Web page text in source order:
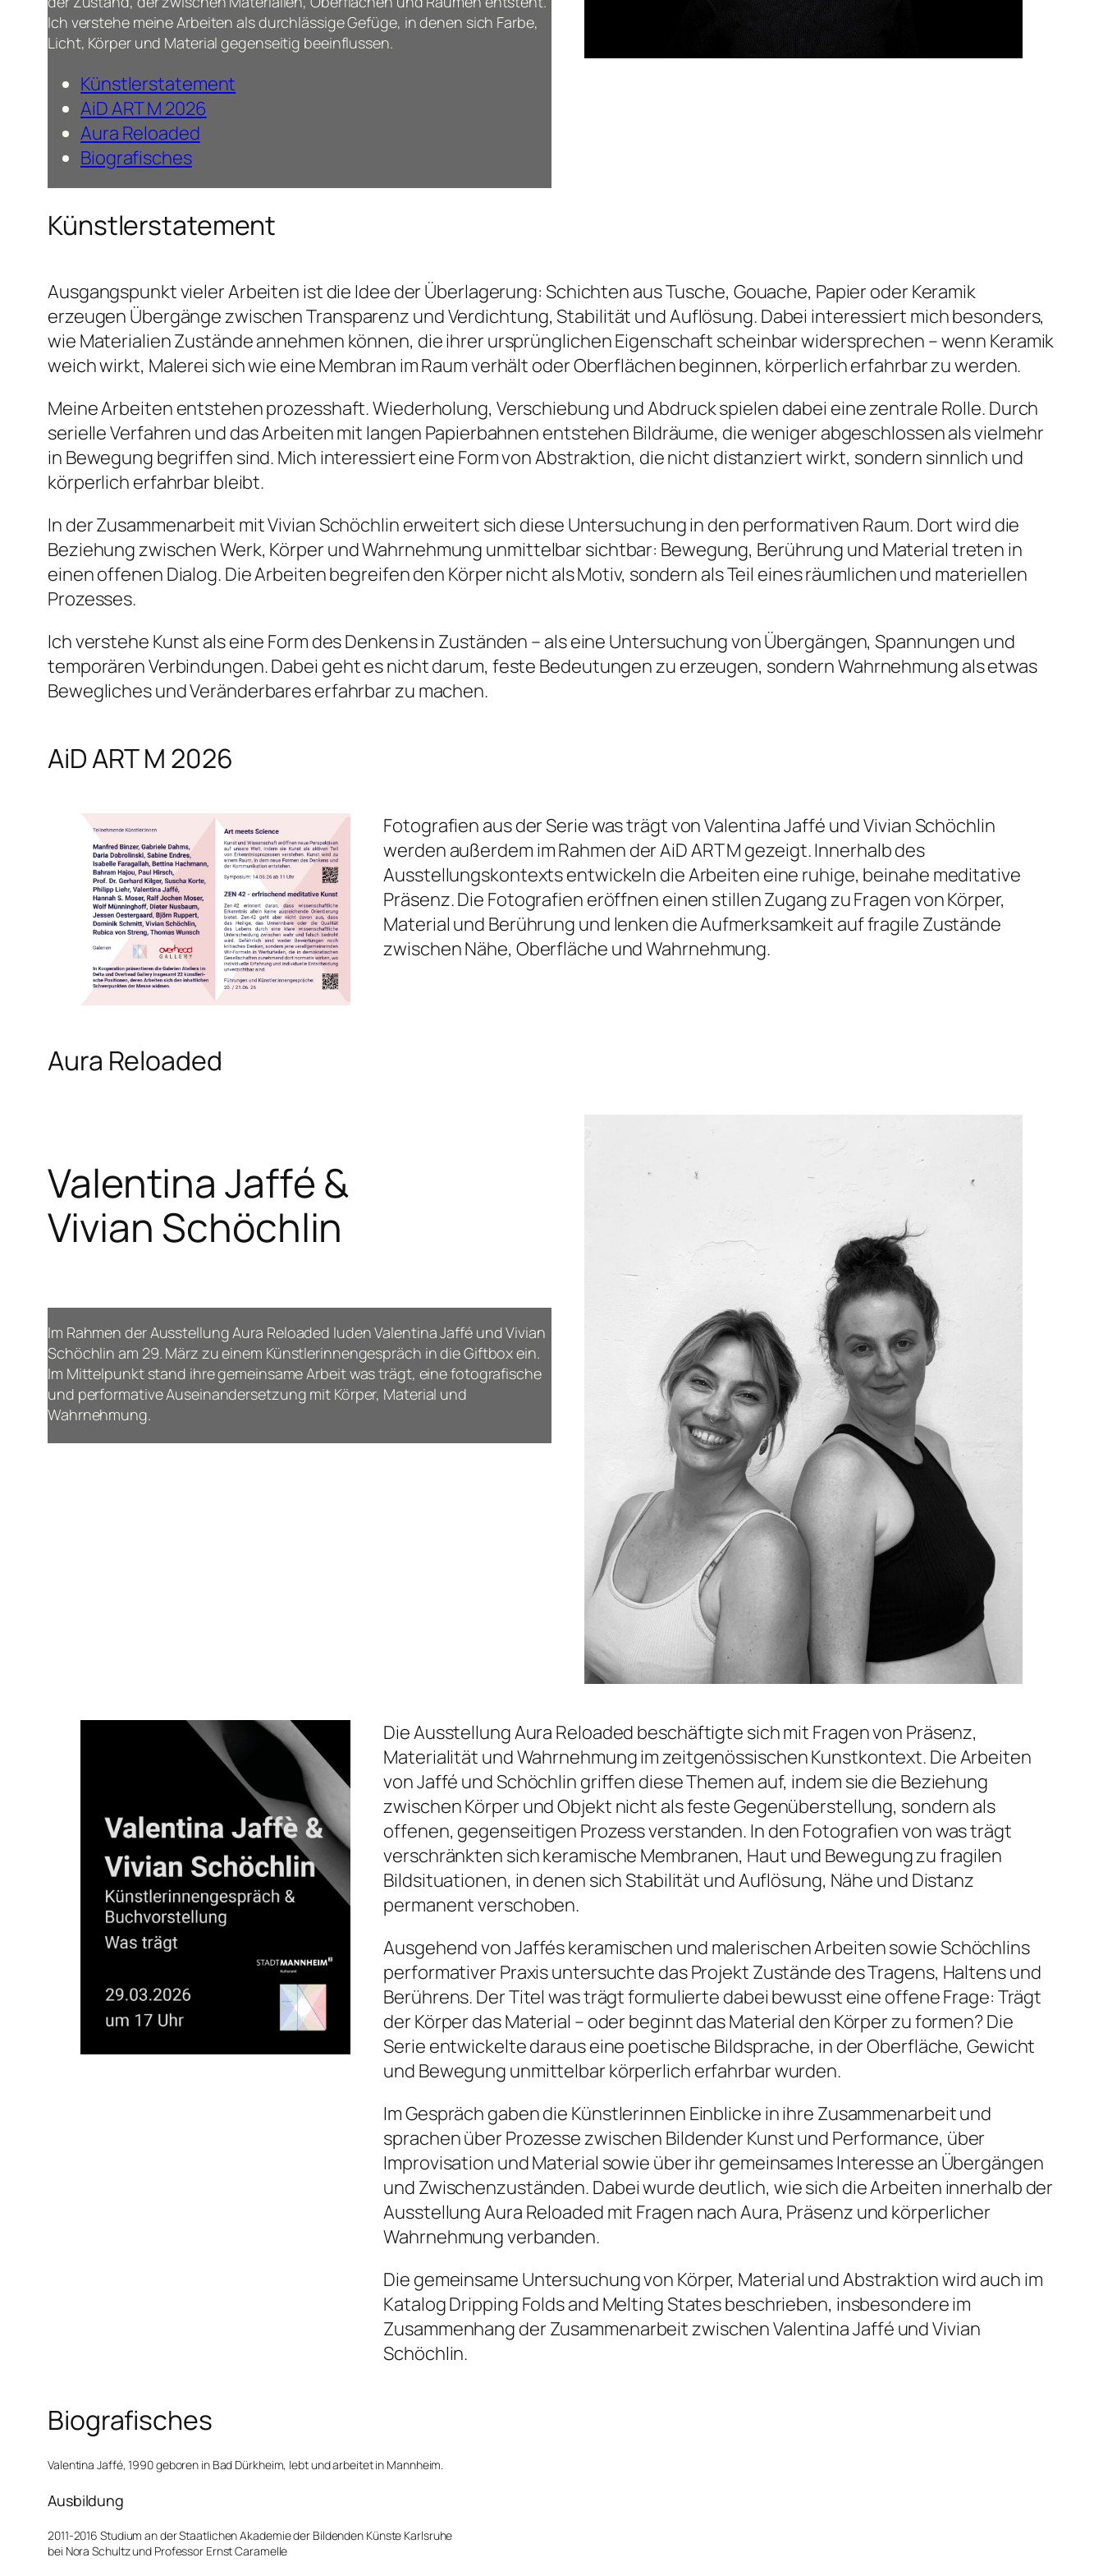
Ich verstehe meine Arbeiten als durchlässige Gefüge, in denen sich Farbe,
Licht, Körper und Material gegenseitig beeinflussen.
Künstlerstatement
AiD ART M 2026
Aura Reloaded
Biografisches
Künstlerstatement
Ausgangspunkt vieler Arbeiten ist die Idee der Überlagerung: Schichten aus Tusche, Gouache, Papier oder Keramik
erzeugen Übergänge zwischen Transparenz und Verdichtung, Stabilität und Auflösung. Dabei interessiert mich besonders,
wie Materialien Zustände annehmen können, die ihrer ursprünglichen Eigenschaft scheinbar widersprechen – wenn Keramik
weich wirkt, Malerei sich wie eine Membran im Raum verhält oder Oberflächen beginnen, körperlich erfahrbar zu werden.
Meine Arbeiten entstehen prozesshaft. Wiederholung, Verschiebung und Abdruck spielen dabei eine zentrale Rolle. Durch
serielle Verfahren und das Arbeiten mit langen Papierbahnen entstehen Bildräume, die weniger abgeschlossen als vielmehr
in Bewegung begriffen sind. Mich interessiert eine Form von Abstraktion, die nicht distanziert wirkt, sondern sinnlich und
körperlich erfahrbar bleibt.
In der Zusammenarbeit mit Vivian Schöchlin erweitert sich diese Untersuchung in den performativen Raum. Dort wird die
Beziehung zwischen Werk, Körper und Wahrnehmung unmittelbar sichtbar: Bewegung, Berührung und Material treten in
einen offenen Dialog. Die Arbeiten begreifen den Körper nicht als Motiv, sondern als Teil eines räumlichen und materiellen
Prozesses.
Ich verstehe Kunst als eine Form des Denkens in Zuständen – als eine Untersuchung von Übergängen, Spannungen und
temporären Verbindungen. Dabei geht es nicht darum, feste Bedeutungen zu erzeugen, sondern Wahrnehmung als etwas
Bewegliches und Veränderbares erfahrbar zu machen.
AiD ART M 2026
Fotografien aus der Seriewas trägtvon Valentina Jaffé und Vivian Schöchlin
werden außerdem im Rahmen der AiD ART M gezeigt. Innerhalb des
Ausstellungskontexts entwickeln die Arbeiten eine ruhige, beinahe meditative
Präsenz. Die Fotografien eröffnen einen stillen Zugang zu Fragen von Körper,
Material und Berührung und lenken die Aufmerksamkeit auf fragile Zustände
zwischen Nähe, Oberfläche und Wahrnehmung.
Aura Reloaded
Valentina Jaffé &
Vivian Schöchlin
Im Rahmen der Ausstellung Aura Reloaded luden Valentina Jaffé und Vivian
Schöchlin am 29. März zu einem Künstlerinnengespräch in die Giftbox ein.
Im Mittelpunkt stand ihre gemeinsame Arbeitwas trägt, eine fotografische
und performative Auseinandersetzung mit Körper, Material und
Wahrnehmung.
Die AusstellungAura Reloaded beschäftigte sich mit Fragen von Präsenz,
Materialität und Wahrnehmung im zeitgenössischen Kunstkontext. Die Arbeiten
von Jaffé und Schöchlin griffen diese Themen auf, indem sie die Beziehung
zwischen Körper und Objekt nicht als feste Gegenüberstellung, sondern als
offenen, gegenseitigen Prozess verstanden. In den Fotografien vonwas trägt
verschränkten sich keramische Membranen, Haut und Bewegung zu fragilen
Bildsituationen, in denen sich Stabilität und Auflösung, Nähe und Distanz
permanent verschoben.
Ausgehend von Jaffés keramischen und malerischen Arbeiten sowie Schöchlins
performativer Praxis untersuchte das Projekt Zustände des Tragens, Haltens und
Berührens. Der Titelwas trägtformulierte dabei bewusst eine offene Frage: Trägt
der Körper das Material – oder beginnt das Material den Körper zu formen? Die
Serie entwickelte daraus eine poetische Bildsprache, in der Oberfläche, Gewicht
und Bewegung unmittelbar körperlich erfahrbar wurden.
Im Gespräch gaben die Künstlerinnen Einblicke in ihre Zusammenarbeit und
sprachen über Prozesse zwischen Bildender Kunst und Performance, über
Improvisation und Material sowie über ihr gemeinsames Interesse an Übergängen
und Zwischenzuständen. Dabei wurde deutlich, wie sich die Arbeiten innerhalb der
AusstellungAura Reloaded mit Fragen nach Aura, Präsenz und körperlicher
Wahrnehmung verbanden.
Die gemeinsame Untersuchung von Körper, Material und Abstraktion wird auch im
KatalogDripping Folds and Melting Statesbeschrieben, insbesondere im
Zusammenhang der Zusammenarbeit zwischen Valentina Jaffé und Vivian
Schöchlin.
Biografisches
Valentina Jaffé, 1990 geboren in Bad Dürkheim, lebt und arbeitet in Mannheim.
Ausbildung
2011-2016 Studium an der Staatlichen Akademie der Bildenden Künste Karlsruhe
bei Nora Schultz und Professor Ernst Caramelle